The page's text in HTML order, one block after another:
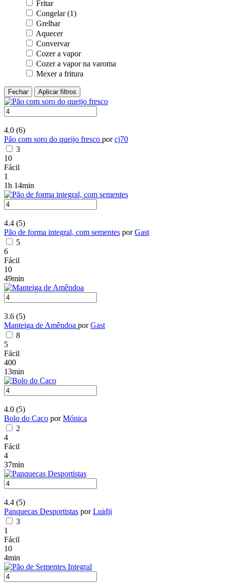
Fritar
Congelar (1)
Grelhar
Aquecer
Convervar
Cozer a vapor
Cozer a vapor na varoma
Mexer a fritura
Fechar Aplicar filtros
4.0 (6)
Pão com soro do queijo fresco porcj70
3
10
Fácil
1
1h 14min
4.4 (5)
Pão de forma integral, com sementes porGast
5
6
Fácil
10
49min
3.6 (5)
Manteiga de Amêndoa porGast
8
5
Fácil
400
13min
4.0 (5)
Bolo do Caco porMónica
2
4
Fácil
4
37min
4.4 (5)
Panquecas Desportistas porLuidji
3
1
Fácil
10
4min